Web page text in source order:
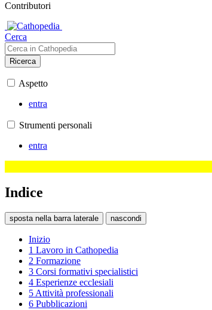
Contributori
Cerca
Ricerca
Aspetto
entra
Strumenti personali
entra
Indice
sposta nella barra laterale nascondi
Inizio
1 Lavoro in Cathopedia
2 Formazione
3 Corsi formativi specialistici
4 Esperienze ecclesiali
5Attività professionali
6 Pubblicazioni